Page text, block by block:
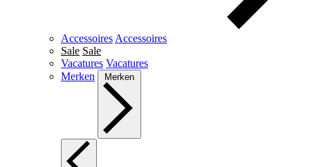
Accessoires Accessoires
Sale Sale
Vacatures Vacatures
Merken
Merken